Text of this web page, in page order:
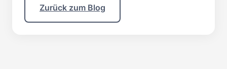
Zurück zum Blog